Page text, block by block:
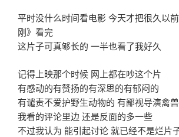
平时没什么时间看电影 今天才把很久以
刚》看完
这片子可真够长的 一半也看了我好久
记得上映那个时候 网上都在吵这个片
有感动的有赞扬的有深思的有郁闷的
有谴责不爱护野生动物的 有鄙视导演禽
我看的评论里边 还是反面的多一些
不过我认为 能引起讨论 就已经不是烂片